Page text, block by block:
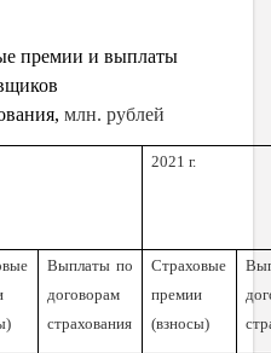
премии и выплаты
млн. рублей
2021 г.
Выплаты по
договорам
страхования
Страховые
премии
(взносы)